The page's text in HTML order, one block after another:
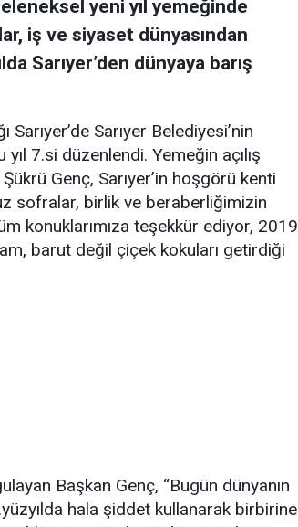
yeni yıl yemeğinde
iş ve siyaset dünyasından
Sarıyer’den dünyaya barış
Sarıyer’de Sarıyer Belediyesi’nin
7.si düzenlendi. Yemeğin açılış
Genç, Sarıyer’in hoşgörü kenti
sofralar, birlik ve beraberliğimizin
konuklarımıza teşekkür ediyor, 2019
barut değil çiçek kokuları getirdiği
Başkan Genç, “Bugün dünyanın
hala şiddet kullanarak birbirine